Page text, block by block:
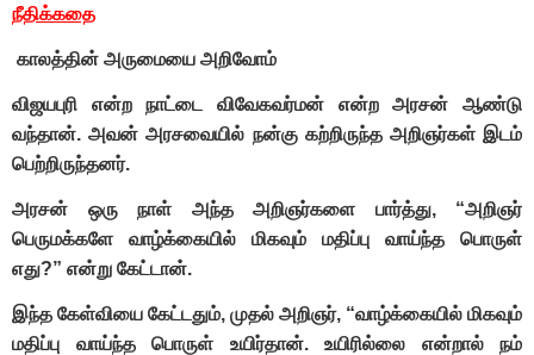
நீதிக்கதை
காலத்தின் அருமையை அறிவோம்
விஜயபுரி என்ற நாட்டை விவேகவர்மன் என்ற அரசன் ஆண்டு
வந்தான். அவன் அரசவையில் நன்கு கற்றிருந்த அறிஞர்கள் இடம்
பெற்றிருந்தனர்.
அரசன் ஒரு நாள் அந்த அறிஞர்களை பார்த்து, “அறிஞர்
பெருமக்களே வாழ்க்கையில் மிகவும் மதிப்பு வாய்ந்த பொருள்
எது?” என்று கேட்டான்.
இந்த கேள்வியை கேட்டதும், முதல் அறிஞர், “வாழ்க்கையில் மிகவும்
மதிப்பு வாய்ந்த பொருள் உயிர்தான். உயிரில்லை என்றால் நம்